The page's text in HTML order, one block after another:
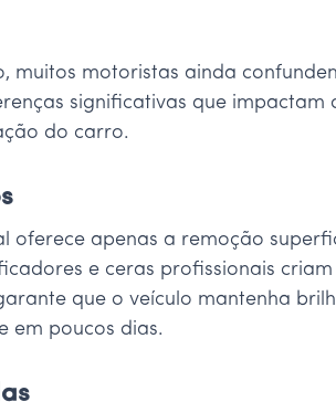
muitos motoristas ainda
significativas que
do carro.
oferece apenas a remoção
e ceras profissionais
que o veículo mantenha
em poucos dias.